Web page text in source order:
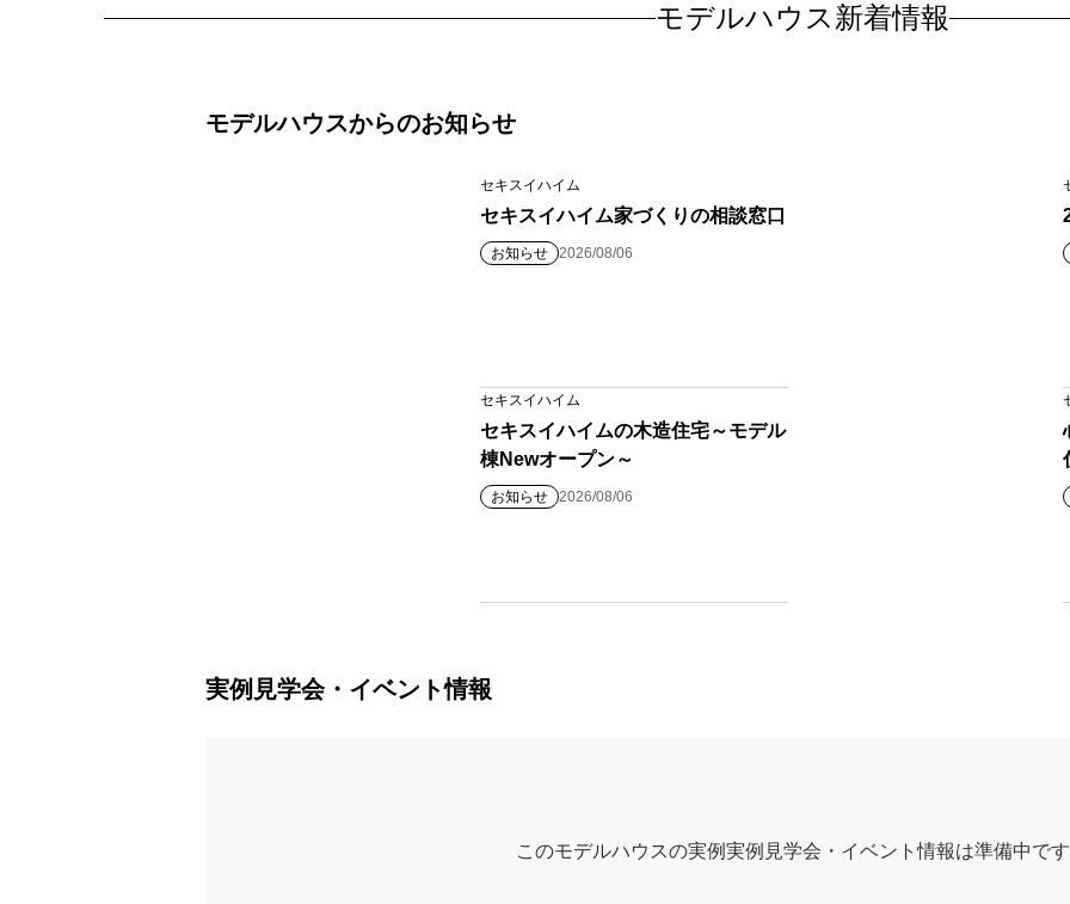
モデルハウス新着情報
モデルハウスからのお知らせ
セキスイハイム
セキスイハイム家づくりの相談窓口
お知らせ 2026/08/06
セキスイハイム
セキスイハイムの木造住宅～モデル
棟Newオープン～
お知らせ 2026/08/06
実例見学会・イベント情報
このモデルハウスの実例実例見学会・イベント情報は準備中です